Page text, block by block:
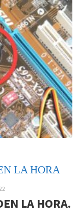
LA HORA
LA HORA.